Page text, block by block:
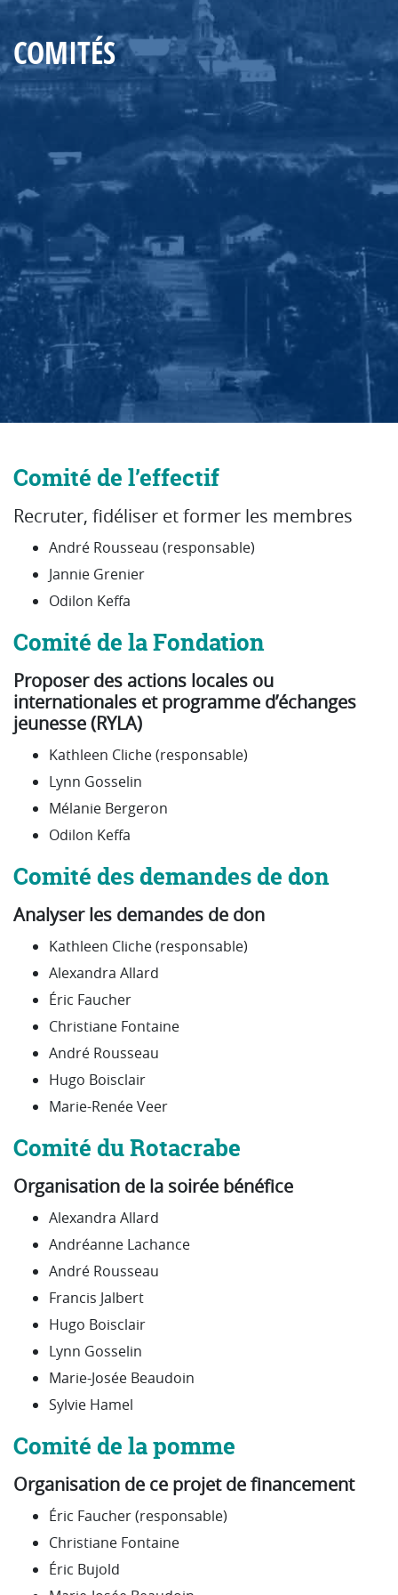
COMITÉS
COMITÉS
Comité de l’effectif
Recruter, fidéliser et former les membres
André Rousseau (responsable)
Jannie Grenier
Odilon Keffa
Comité de la Fondation
Proposer des actions locales ou
internationales et programme d’échanges
jeunesse (RYLA)
Kathleen Cliche (responsable)
Lynn Gosselin
Mélanie Bergeron
Odilon Keffa
Comité des demandes de don
Analyser les demandes de don
Kathleen Cliche (responsable)
Alexandra Allard
Éric Faucher
Christiane Fontaine
André Rousseau
Hugo Boisclair
Marie-Renée Veer
Comité du Rotacrabe
Organisation de la soirée bénéfice
Alexandra Allard
Andréanne Lachance
André Rousseau
Francis Jalbert
Hugo Boisclair
Lynn Gosselin
Marie-Josée Beaudoin
Sylvie Hamel
Comité de la pomme
Organisation de ce projet de financement
Éric Faucher (responsable)
Christiane Fontaine
Éric Bujold